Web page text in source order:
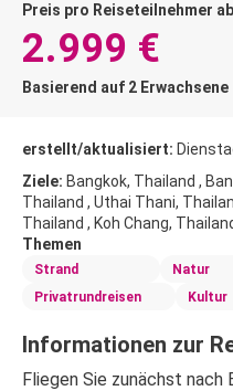
Preis pro Reiseteilnehmer ab
2.999 €
Basierend auf 2 Erwachsene
erstellt/aktualisiert:
Ziele: Bangkok, Thailand ,
Thailand , Uthai Thani,
Thailand , Koh Chang,
Themen
Strand Natur
Privatrundreisen
Kultur
Informationen zur
Fliegen Sie zunächst nach